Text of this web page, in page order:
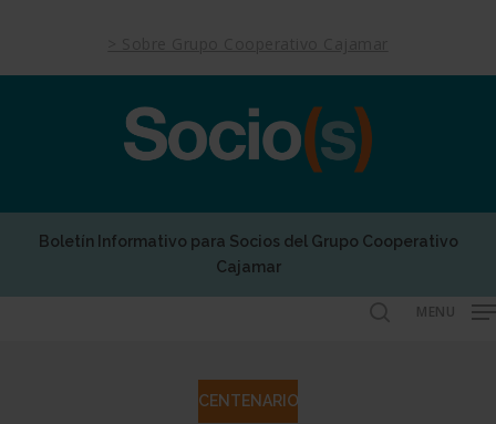
main
Boletín Informativo para Socios del Grupo Cooperativo
Cajamar
MENU
CENTENARIO